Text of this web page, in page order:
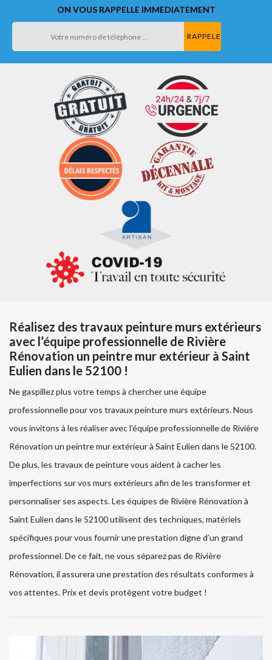
ON VOUS RAPPELLE IMMEDIATEMENT
Réalisez des travaux peinture murs extérieurs
avec l’équipe professionnelle de Rivière
Rénovation un peintre mur extérieur à Saint
Eulien dans le 52100 !
Ne gaspillez plus votre temps à chercher une équipe
professionnelle pour vos travaux peinture murs extérieurs. Nous
vous invitons à les réaliser avec l’équipe professionnelle de Rivière
Rénovation un peintre mur extérieur à Saint Eulien dans le 52100.
De plus, les travaux de peinture vous aident à cacher les
imperfections sur vos murs extérieurs afin de les transformer et
personnaliser ses aspects. Les équipes de Rivière Rénovation à
Saint Eulien dans le 52100 utilisent des techniques, matériels
spécifiques pour vous fournir une prestation digne d’un grand
professionnel. De ce fait, ne vous séparez pas de Rivière
Rénovation, il assurera une prestation des résultats conformes à
vos attentes. Prix et devis protègent votre budget !